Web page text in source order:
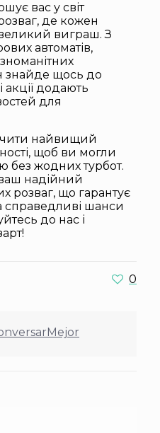
вас у світ
де кожен
виграш. З
автоматів,
знайде щось до
акції додають
для
найвищий
щоб ви могли
без жодних турбот.
надійний
розваг, що гарантує
справедливі шанси
до нас і
0